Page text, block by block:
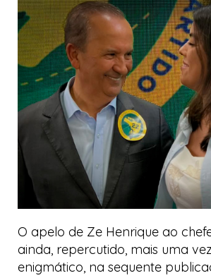
O apelo de Ze Henrique ao
ainda, repercutido, mais uma
enigmático, na sequente